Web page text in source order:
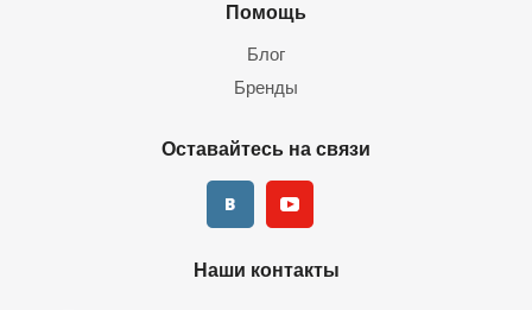
Помощь
Блог
Бренды
Оставайтесь на связи
Наши контакты